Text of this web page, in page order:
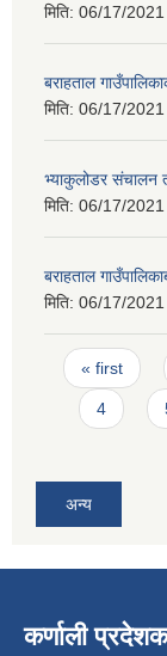
मिति: 06/17/
बराहताल
मिति: 06/17/
भ्याकुलोडर संचालन
मिति: 06/17/
बराहताल
मिति: 06/17/
Pages
« first
4
अन्य
कर्णाली